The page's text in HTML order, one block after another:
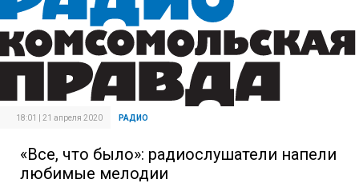
18:01 | 21 апреля 2020 РАДИО
«Все, что было»: радиослушатели напели
любимые мелодии